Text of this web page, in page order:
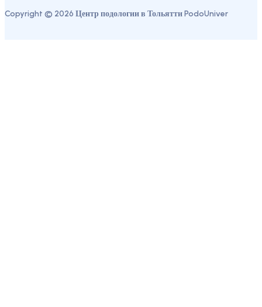
Copyright © 2026 Центр подологии в Тольятти PodoUniver